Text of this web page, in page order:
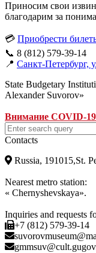
Приносим свои
благодарим за
💳 Приобрести
📞 8 (812) 579-39-14
📍 Санкт-Петербург,
State Budgetary
Alexander Suvorov»
Внимание COVID-
Contacts
Russia, 191015,St.
Nearest metro station:
« Chernyshevskaya».
Inquiries and requests
+7 (812) 579-39-14